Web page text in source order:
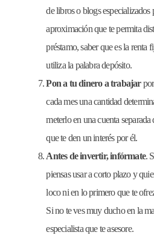
de libros o blogs especializados
aproximación que te permita
préstamo, saber que es la renta
utiliza la palabra depósito.
Pon a tu dinero a trabajarpor
cada mes una cantidad
meterlo en una cuenta
que te den un interés por él.
Antes de invertir,infórmate.
piensas usar a corto plazo y
loco ni en lo primero que te
Si no te ves muy ducho en la
especialista que te asesore.